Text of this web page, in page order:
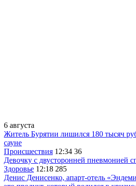
6 августа
Житель Бурятии лишился 180 тысяч
сауне
Происшествия 12:34 36
Девочку с двусторонней пневмонией
Здоровье 12:18 285
Денис Денисенко, апарт-отель